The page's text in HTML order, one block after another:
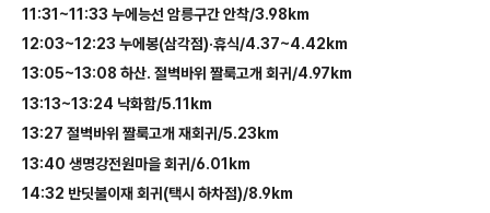
11:31~11:33 누에능선 암릉구간 안착/3.98km
12:03~12:23 누에봉(삼각점)·휴식/4.37~4.42km
13:05~13:08 하산. 절벽바위 짤룩고개 회귀/4.97km
13:13~13:24 낙화함/5.11km
13:27 절벽바위 짤룩고개 재회귀/5.23km
13:40 생명강전원마을 회귀 /6.01km
14:32 반딧불이재 회귀 (택시 하차점)/8.9km